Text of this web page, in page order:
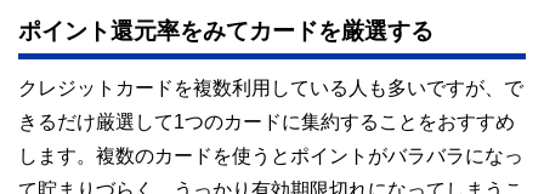
ポイント還元率をみてカードを厳選する
クレジットカードを複数利用している人も多いですが、で
きるだけ厳選して1つのカードに集約することをおすすめ
します。複数のカードを使うとポイントがバラバラになっ
て貯まりづらく、うっかり有効期限切れになってしまうこ